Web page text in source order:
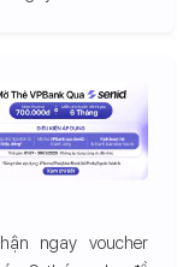
ngay voucher